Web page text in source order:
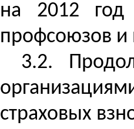
на 2012 год
профсоюзов и
3.2.
страховых